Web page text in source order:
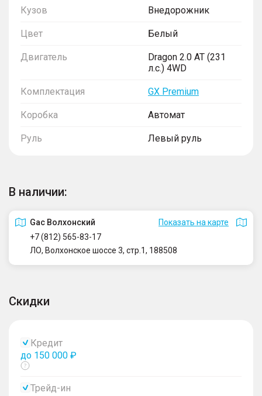
Кузов Внедорожник
Цвет Белый
Двигатель
Dragon 2.0 AT (231
л.с.) 4WD
Комплектация GX Premium
Коробка Автомат
Руль Левый руль
В наличии:
Gac Волхонский
Показать на карте
+7 (812) 565-83-17
ЛО, Волхонское шоссе 3, стр.1, 188508
Скидки
Кредит
до 150 000 ₽
Показать
Трейд-ин